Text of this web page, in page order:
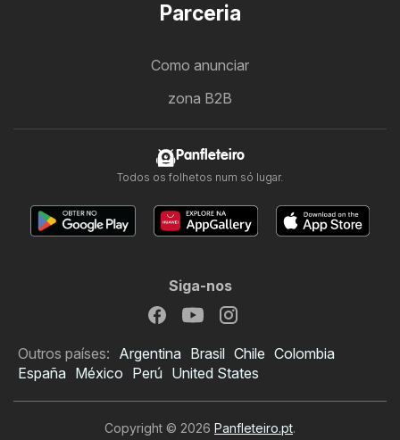
Parceria
Como anunciar
zona B2B
Panfleteiro
Todos os folhetos num só lugar.
Siga-nos
Outros países: Argentina Brasil Chile Colombia
España México Perú United States
Copyright © 2026 Panfleteiro.pt.